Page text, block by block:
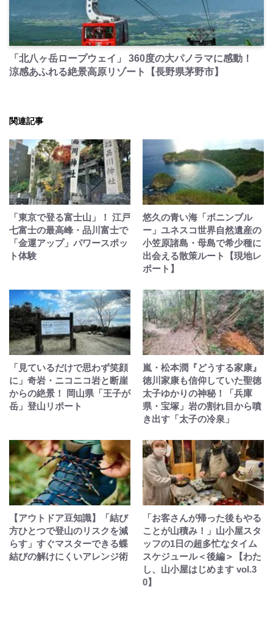
PR
「北八ヶ岳ロープウェイ」 360度の大パノラマに感動！
涼感あふれる絶景高原リゾート【長野県茅野市】
関連記事
「東京で登る富士山」！ 江戸
七富士の最高峰・品川富士で
「金運アップ」パワースポッ
ト体験
悠久の青い海「ボニンブル
ー」ユネスコ世界自然遺産の
小笠原諸島・母島で希少種に
出会える散策ルート【現地レ
ポート】
「見ているだけで思わず笑顔
に」奇岩・ニコニコ岩と断崖
からの絶景！ 岡山県「王子が
岳」登山リポート
嵐・松本潤『どうする家康』
徳川家康も信仰していた聖徳
太子ゆかりの神秘！「兵庫
県・宝塚」岩の割れ目から噴
き出す「太子の冷泉」
【アウトドア豆知識】「結び
方ひとつで登山のリスクを減
らす」すぐマスターできる蝶
結びの解けにくいアレンジ術
「お客さんが帰った後もやる
ことが山積み！」山小屋スタ
ッフの1日の超多忙なタイム
スケジュール＜後編＞【わた
し、山小屋はじめます vol.3
0】